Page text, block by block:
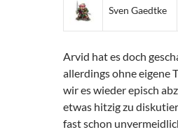
Sven Gaedtke
Arvid hat es doch
allerdings ohne eigene
wir es wieder episch
etwas hitzig zu
fast schon